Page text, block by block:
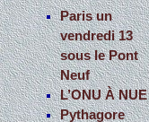
c
h
e
r
Paris un
vendredi 13
sous le Pont
Neuf
L’ONU À NUE
Pythagore